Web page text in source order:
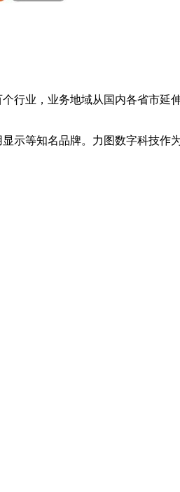
行业，业务地域从国内各省市延
示等知名品牌。力图数字科技作